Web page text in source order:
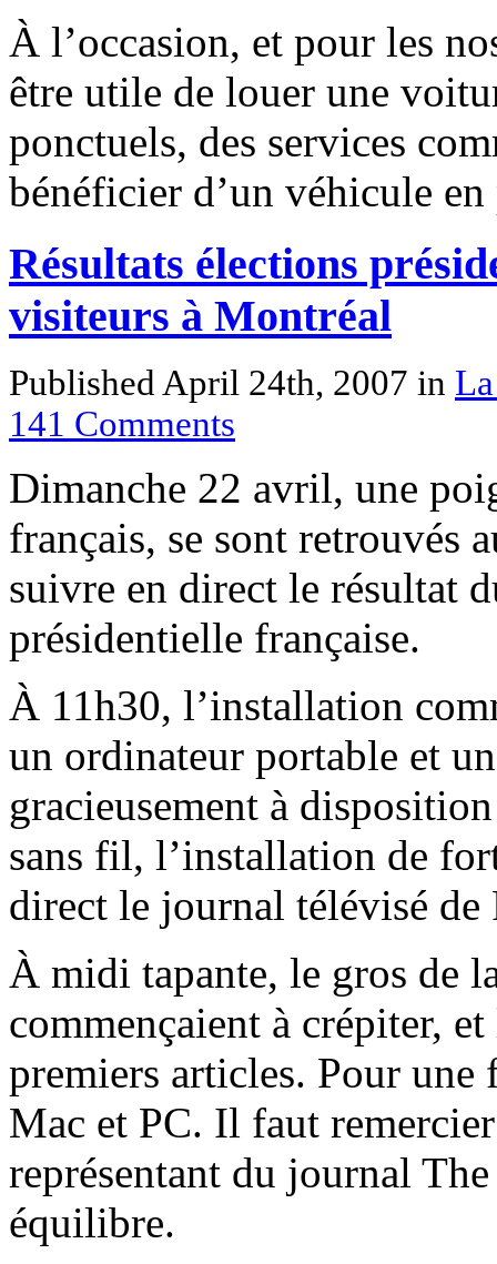
À l’occasion, et pour les
être utile de louer une
ponctuels, des services
bénéficier d’un véhicule
Résultats élections
visiteurs à Montréal
Published April 24th, 2007 in
141 Comments
Dimanche 22 avril, une
français, se sont retrouvés
suivre en direct le résultat
présidentielle française.
À 11h30, l’installation
un ordinateur portable et
gracieusement à
sans fil, l’installation de
direct le journal télévisé de
À midi tapante, le gros de
commençaient à crépiter,
premiers articles. Pour une
Mac et PC. Il faut
représentant du journal
équilibre.